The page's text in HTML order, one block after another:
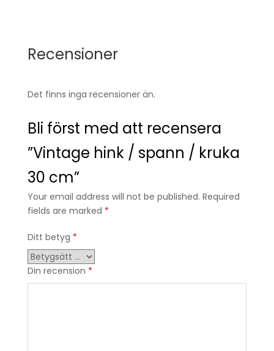
Recensioner
Det finns inga recensioner än.
Bli först med att recensera
”Vintage hink / spann / kruka
30 cm”
Your email address will not be published. Required
fields are marked *
Ditt betyg *
Din recension *